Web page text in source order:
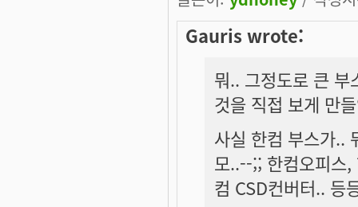
Gauris wrote:
뭐.. 그정도로 큰 부
것을 직접 보게 만
사실 한컴 부스가..
모..--;; 한컴오피스,
컴 CSD컨버터.. 등